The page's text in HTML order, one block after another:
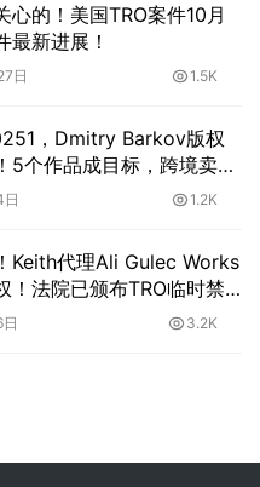
心的！美国TRO案件10月
最新进展！
日 1.5K
，Dmitry Barkov版权
5个作品成目标，跨境卖家
1.2K
Keith代理Ali Gulec Works
！法院已颁布TRO临时禁
3.2K